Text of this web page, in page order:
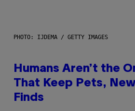
PHOTO: IJDEMA / GETTY IMAGES
Humans Aren’t the
That Keep Pets,
Finds